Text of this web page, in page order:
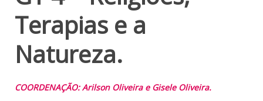
Terapias e a
Natureza.
COORDENAÇÃO: Arilson Oliveira e Gisele Oliveira.